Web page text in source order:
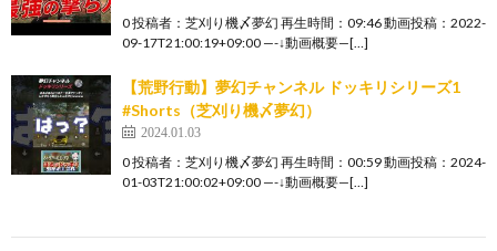
0 投稿者：芝刈り機〆夢幻 再生時間：09:46 動画投稿：2022-
09-17T21:00:19+09:00 —-↓動画概要—[…]
【荒野行動】夢幻チャンネル ドッキリシリーズ1
#Shorts（芝刈り機〆夢幻）
2024.01.03
0 投稿者：芝刈り機〆夢幻 再生時間：00:59 動画投稿：2024-
01-03T21:00:02+09:00 —-↓動画概要—[…]